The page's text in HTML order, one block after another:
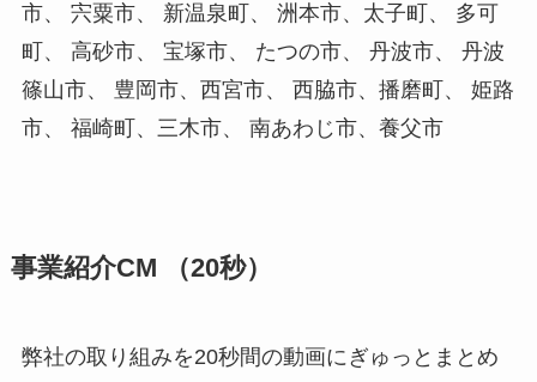
市、 宍粟市、 新温泉町、 洲本市、太子町、 多可
町、 高砂市、 宝塚市、 たつの市、 丹波市、 丹波
篠山市、 豊岡市、西宮市、 西脇市、播磨町、 姫路
市、 福崎町、三木市、 南あわじ市、養父市
事業紹介CM （20秒）
弊社の取り組みを20秒間の動画にぎゅっとまとめ